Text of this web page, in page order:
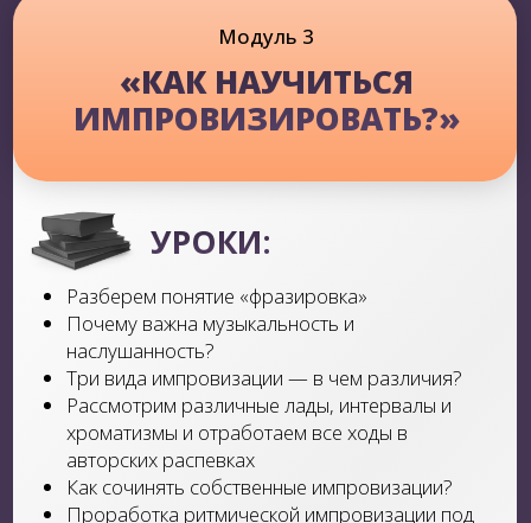
«СОНГРАЙТИНГ»
УРОКИ:
Научишься создавать свой
самопродюсирования и продвижения.
Разные типы написания песен. Как начать
писать текст и о чем? Как и в чем найти
вдохновение?
Виды рифм.
Элементарное сольфеджио. Что такое
трезвучия и септаккорды?
Анализ гармонии и структуры популярных
песен. Пишем свою гармонию.